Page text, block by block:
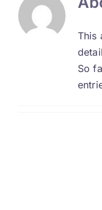
This
So